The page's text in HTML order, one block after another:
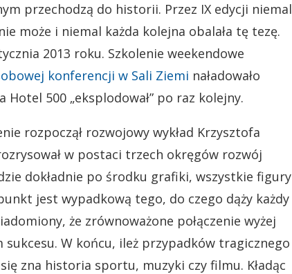
przechodzą do historii. Przez IX edycji niemal
może i niemal każda kolejna obalała tę tezę.
2013 roku. Szkolenie weekendowe
konferencji w Sali Ziemi naładowało
500 „eksplodował” po raz kolejny.
rozpoczął rozwojowy wykład Krzysztofa
w postaci trzech okręgów rozwój
dokładnie po środku grafiki, wszystkie figury
jest wypadkową tego, do czego dąży każdy
że zrównoważone połączenie wyżej
W końcu, ileż przypadków tragicznego
zna historia sportu, muzyki czy filmu. Kładąc